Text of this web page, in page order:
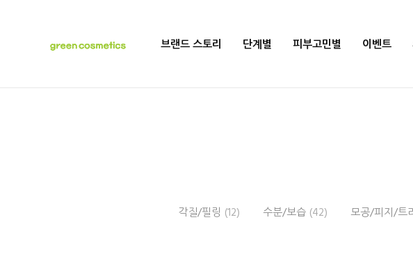
브랜드 스토리 단계별 피부고민별 이벤트
각질/필링 (12) 수분/보습 (42) 모공/피지/트